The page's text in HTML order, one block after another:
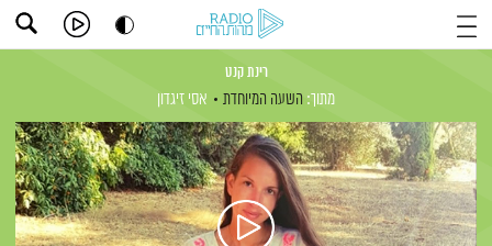
רינת קנט
מתוך: השעה המיוחדת אסי זיגדון